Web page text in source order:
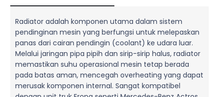
Radiator adalah komponen utama dalam sistem
pendinginan mesin yang berfungsi untuk melepaskan
panas dari cairan pendingin (coolant) ke udara luar.
Melalui jaringan pipa pipih dan sirip-sirip halus, radiator
memastikan suhu operasional mesin tetap berada
pada batas aman, mencegah overheating yang dapat
merusak komponen internal. Sangat kompatibel